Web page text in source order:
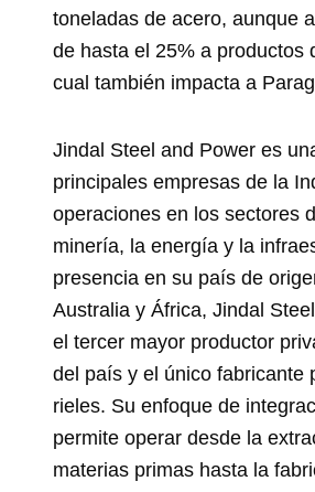
toneladas de acero, aunque
de hasta el 25% a productos
cual también impacta a
Jindal Steel and Power es
principales empresas de la
operaciones en los sectores
minería, la energía y la
presencia en su país de
Australia y África, Jindal
el tercer mayor productor
del país y el único fabricante
rieles. Su enfoque de
permite operar desde la
materias primas hasta la